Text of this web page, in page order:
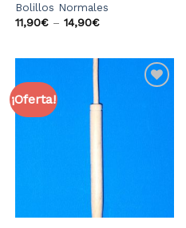
Bolillos Normales
11,90€– 14,90€
¡Oferta!